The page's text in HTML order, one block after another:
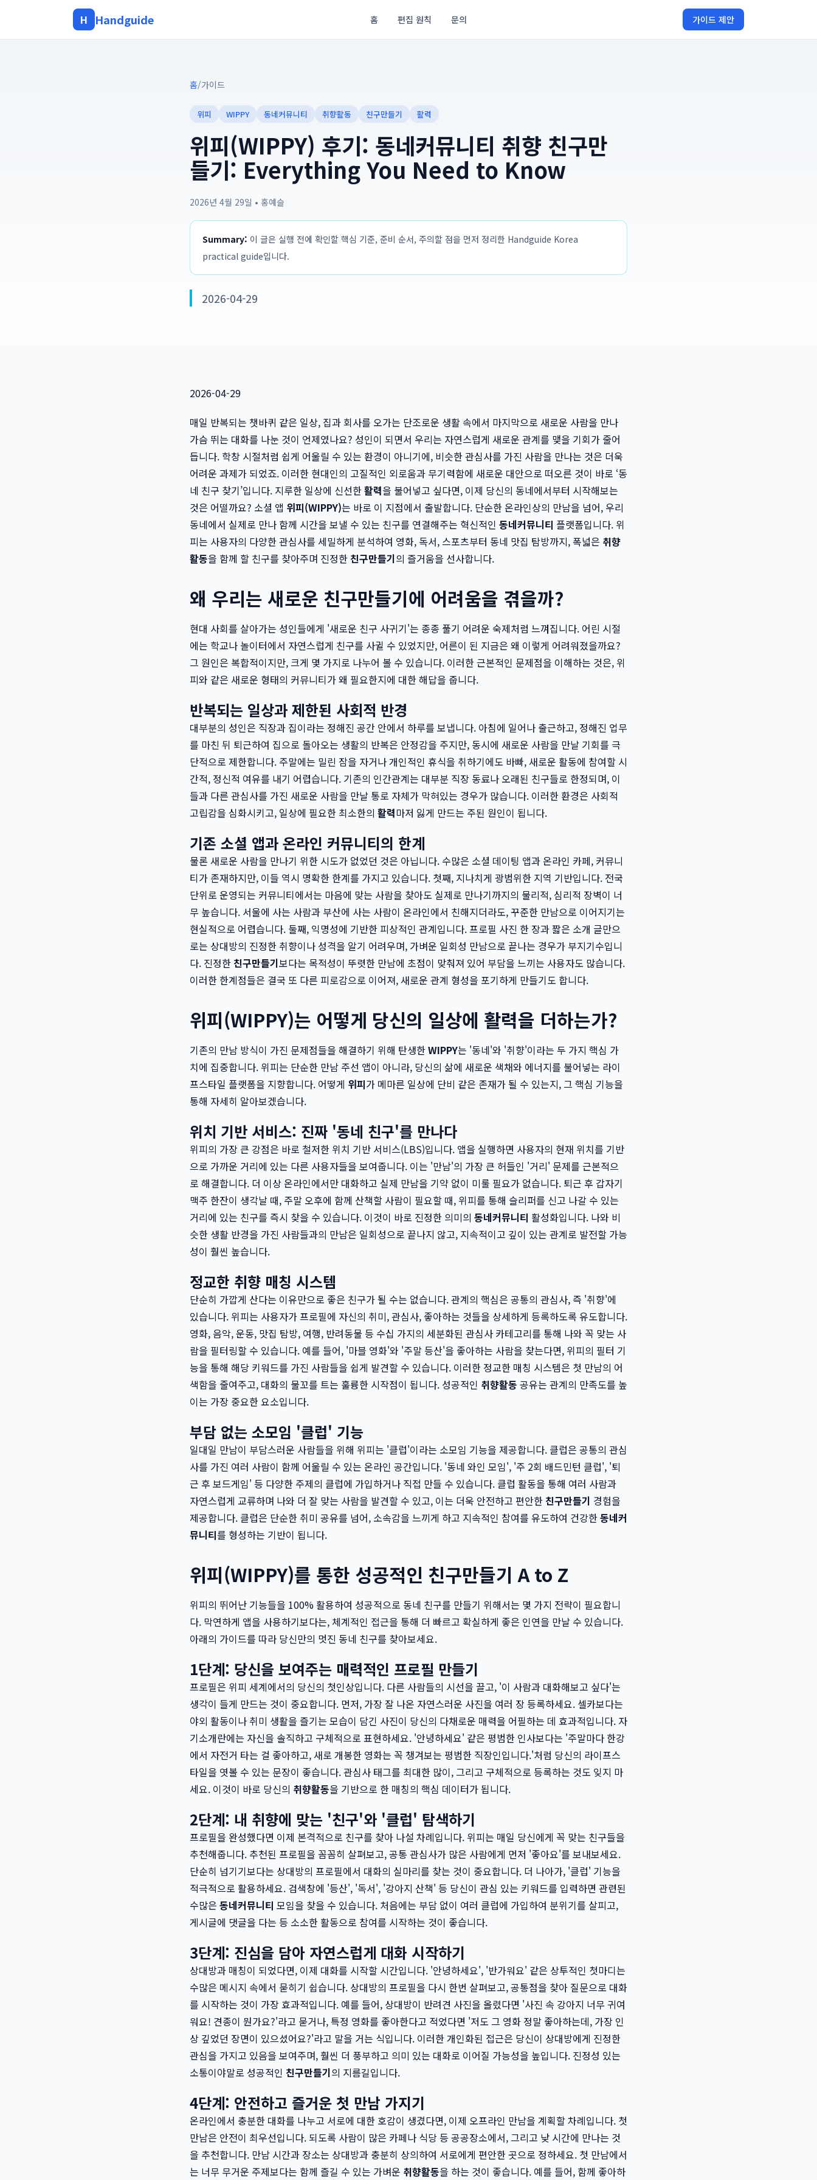
H Handguide 홈 편집 원칙 문의 가이드 제안
홈/가이드
위피 WIPPY 동네커뮤니티 취향활동 친구만들기 활력
위피(WIPPY) 후기: 동네커뮤니티 취향 친구만
들기: Everything You Need to Know
2026년 4월 29일 • 홍예슬
Summary: 이 글은 실행 전에 확인할 핵심 기준, 준비 순서, 주의할 점을 먼저 정리한 Handguide Korea
practical guide입니다.
2026-04-29
2026-04-29
매일 반복되는 챗바퀴 같은 일상, 집과 회사를 오가는 단조로운 생활 속에서 마지막으로 새로운 사람을 만나
가슴 뛰는 대화를 나눈 것이 언제였나요? 성인이 되면서 우리는 자연스럽게 새로운 관계를 맺을 기회가 줄어
듭니다. 학창 시절처럼 쉽게 어울릴 수 있는 환경이 아니기에, 비슷한 관심사를 가진 사람을 만나는 것은 더욱
어려운 과제가 되었죠. 이러한 현대인의 고질적인 외로움과 무기력함에 새로운 대안으로 떠오른 것이 바로 ‘동
네 친구 찾기’입니다. 지루한 일상에 신선한활력을 불어넣고 싶다면, 이제 당신의 동네에서부터 시작해보는
것은 어떨까요? 소셜 앱 위피(WIPPY)는 바로 이 지점에서 출발합니다. 단순한 온라인상의 만남을 넘어, 우리
동네에서 실제로 만나 함께 시간을 보낼 수 있는 친구를 연결해주는 혁신적인 동네커뮤니티 플랫폼입니다. 위
피는 사용자의 다양한 관심사를 세밀하게 분석하여 영화, 독서, 스포츠부터 동네 맛집 탐방까지, 폭넓은 취향
활동을 함께 할 친구를 찾아주며 진정한 친구만들기의 즐거움을 선사합니다.
왜 우리는 새로운 친구만들기에 어려움을 겪을까?
현대 사회를 살아가는 성인들에게 '새로운 친구 사귀기'는 종종 풀기 어려운 숙제처럼 느껴집니다. 어린 시절
에는 학교나 놀이터에서 자연스럽게 친구를 사귈 수 있었지만, 어른이 된 지금은 왜 이렇게 어려워졌을까요?
그 원인은 복합적이지만, 크게 몇 가지로 나누어 볼 수 있습니다. 이러한 근본적인 문제점을 이해하는 것은, 위
피와 같은 새로운 형태의 커뮤니티가 왜 필요한지에 대한 해답을 줍니다.
반복되는 일상과 제한된 사회적 반경
대부분의 성인은 직장과 집이라는 정해진 공간 안에서 하루를 보냅니다. 아침에 일어나 출근하고, 정해진 업무
를 마친 뒤 퇴근하여 집으로 돌아오는 생활의 반복은 안정감을 주지만, 동시에 새로운 사람을 만날 기회를 극
단적으로 제한합니다. 주말에는 밀린 잠을 자거나 개인적인 휴식을 취하기에도 바빠, 새로운 활동에 참여할 시
간적, 정신적 여유를 내기 어렵습니다. 기존의 인간관계는 대부분 직장 동료나 오래된 친구들로 한정되며, 이
들과 다른 관심사를 가진 새로운 사람을 만날 통로 자체가 막혀있는 경우가 많습니다. 이러한 환경은 사회적
고립감을 심화시키고, 일상에 필요한 최소한의 활력마저 잃게 만드는 주된 원인이 됩니다.
기존 소셜 앱과 온라인 커뮤니티의 한계
물론 새로운 사람을 만나기 위한 시도가 없었던 것은 아닙니다. 수많은 소셜 데이팅 앱과 온라인 카페, 커뮤니
티가 존재하지만, 이들 역시 명확한 한계를 가지고 있습니다. 첫째, 지나치게 광범위한 지역 기반입니다. 전국
단위로 운영되는 커뮤니티에서는 마음에 맞는 사람을 찾아도 실제로 만나기까지의 물리적, 심리적 장벽이 너
무 높습니다. 서울에 사는 사람과 부산에 사는 사람이 온라인에서 친해지더라도, 꾸준한 만남으로 이어지기는
현실적으로 어렵습니다. 둘째, 익명성에 기반한 피상적인 관계입니다. 프로필 사진 한 장과 짧은 소개 글만으
로는 상대방의 진정한 취향이나 성격을 알기 어려우며, 가벼운 일회성 만남으로 끝나는 경우가 부지기수입니
다. 진정한 친구만들기보다는 목적성이 뚜렷한 만남에 초점이 맞춰져 있어 부담을 느끼는 사용자도 많습니다.
이러한 한계점들은 결국 또 다른 피로감으로 이어져, 새로운 관계 형성을 포기하게 만들기도 합니다.
위피(WIPPY)는 어떻게 당신의 일상에 활력을 더하는가?
기존의 만남 방식이 가진 문제점들을 해결하기 위해 탄생한WIPPY는 '동네'와 '취향'이라는 두 가지 핵심 가
치에 집중합니다. 위피는 단순한 만남 주선 앱이 아니라, 당신의 삶에 새로운 색채와 에너지를 불어넣는 라이
프스타일 플랫폼을 지향합니다. 어떻게 위피가 메마른 일상에 단비 같은 존재가 될 수 있는지, 그 핵심 기능을
통해 자세히 알아보겠습니다.
위치 기반 서비스: 진짜 '동네 친구'를 만나다
위피의 가장 큰 강점은 바로 철저한 위치 기반 서비스(LBS)입니다. 앱을 실행하면 사용자의 현재 위치를 기반
으로 가까운 거리에 있는 다른 사용자들을 보여줍니다. 이는 '만남'의 가장 큰 허들인 '거리' 문제를 근본적으
로 해결합니다. 더 이상 온라인에서만 대화하고 실제 만남을 기약 없이 미룰 필요가 없습니다. 퇴근 후 갑자기
맥주 한잔이 생각날 때, 주말 오후에 함께 산책할 사람이 필요할 때, 위피를 통해 슬리퍼를 신고 나갈 수 있는
거리에 있는 친구를 즉시 찾을 수 있습니다. 이것이 바로 진정한 의미의 동네커뮤니티 활성화입니다. 나와 비
슷한 생활 반경을 가진 사람들과의 만남은 일회성으로 끝나지 않고, 지속적이고 깊이 있는 관계로 발전할 가능
성이 훨씬 높습니다.
정교한 취향 매칭 시스템
단순히 가깝게 산다는 이유만으로 좋은 친구가 될 수는 없습니다. 관계의 핵심은 공통의 관심사, 즉 '취향'에
있습니다. 위피는 사용자가 프로필에 자신의 취미, 관심사, 좋아하는 것들을 상세하게 등록하도록 유도합니다.
영화, 음악, 운동, 맛집 탐방, 여행, 반려동물 등 수십 가지의 세분화된 관심사 카테고리를 통해 나와 꼭 맞는 사
람을 필터링할 수 있습니다. 예를 들어, '마블 영화'와 '주말 등산'을 좋아하는 사람을 찾는다면, 위피의 필터 기
능을 통해 해당 키워드를 가진 사람들을 쉽게 발견할 수 있습니다. 이러한 정교한 매칭 시스템은 첫 만남의 어
색함을 줄여주고, 대화의 물꼬를 트는 훌륭한 시작점이 됩니다. 성공적인 취향활동 공유는 관계의 만족도를 높
이는 가장 중요한 요소입니다.
부담 없는 소모임 '클럽' 기능
일대일 만남이 부담스러운 사람들을 위해 위피는 '클럽'이라는 소모임 기능을 제공합니다. 클럽은 공통의 관심
사를 가진 여러 사람이 함께 어울릴 수 있는 온라인 공간입니다. '동네 와인 모임', '주 2회 배드민턴 클럽', '퇴
근 후 보드게임' 등 다양한 주제의 클럽에 가입하거나 직접 만들 수 있습니다. 클럽 활동을 통해 여러 사람과
자연스럽게 교류하며 나와 더 잘 맞는 사람을 발견할 수 있고, 이는 더욱 안전하고 편안한 친구만들기 경험을
제공합니다. 클럽은 단순한 취미 공유를 넘어, 소속감을 느끼게 하고 지속적인 참여를 유도하여 건강한동네커
뮤니티를 형성하는 기반이 됩니다.
위피(WIPPY)를 통한 성공적인 친구만들기 A to Z
위피의 뛰어난 기능들을 100% 활용하여 성공적으로 동네 친구를 만들기 위해서는 몇 가지 전략이 필요합니
다. 막연하게 앱을 사용하기보다는, 체계적인 접근을 통해 더 빠르고 확실하게 좋은 인연을 만날 수 있습니다.
아래의 가이드를 따라 당신만의 멋진 동네 친구를 찾아보세요.
1단계: 당신을 보여주는 매력적인 프로필 만들기
프로필은 위피 세계에서의 당신의 첫인상입니다. 다른 사람들의 시선을 끌고, '이 사람과 대화해보고 싶다'는
생각이 들게 만드는 것이 중요합니다. 먼저, 가장 잘 나온 자연스러운 사진을 여러 장 등록하세요. 셀카보다는
야외 활동이나 취미 생활을 즐기는 모습이 담긴 사진이 당신의 다채로운 매력을 어필하는 데 효과적입니다. 자
기소개란에는 자신을 솔직하고 구체적으로 표현하세요. '안녕하세요' 같은 평범한 인사보다는 '주말마다 한강
에서 자전거 타는 걸 좋아하고, 새로 개봉한 영화는 꼭 챙겨보는 평범한 직장인입니다.'처럼 당신의 라이프스
타일을 엿볼 수 있는 문장이 좋습니다. 관심사 태그를 최대한 많이, 그리고 구체적으로 등록하는 것도 잊지 마
세요. 이것이 바로 당신의 취향활동을 기반으로 한 매칭의 핵심 데이터가 됩니다.
2단계: 내 취향에 맞는 '친구'와 '클럽' 탐색하기
프로필을 완성했다면 이제 본격적으로 친구를 찾아 나설 차례입니다. 위피는 매일 당신에게 꼭 맞는 친구들을
추천해줍니다. 추천된 프로필을 꼼꼼히 살펴보고, 공통 관심사가 많은 사람에게 먼저 '좋아요'를 보내보세요.
단순히 넘기기보다는 상대방의 프로필에서 대화의 실마리를 찾는 것이 중요합니다. 더 나아가, '클럽' 기능을
적극적으로 활용하세요. 검색창에 '등산', '독서', '강아지 산책' 등 당신이 관심 있는 키워드를 입력하면 관련된
수많은 동네커뮤니티 모임을 찾을 수 있습니다. 처음에는 부담 없이 여러 클럽에 가입하여 분위기를 살피고,
게시글에 댓글을 다는 등 소소한 활동으로 참여를 시작하는 것이 좋습니다.
3단계: 진심을 담아 자연스럽게 대화 시작하기
상대방과 매칭이 되었다면, 이제 대화를 시작할 시간입니다. '안녕하세요', '반가워요' 같은 상투적인 첫마디는
수많은 메시지 속에서 묻히기 쉽습니다. 상대방의 프로필을 다시 한번 살펴보고, 공통점을 찾아 질문으로 대화
를 시작하는 것이 가장 효과적입니다. 예를 들어, 상대방이 반려견 사진을 올렸다면 '사진 속 강아지 너무 귀여
워요! 견종이 뭔가요?'라고 묻거나, 특정 영화를 좋아한다고 적었다면 '저도 그 영화 정말 좋아하는데, 가장 인
상 깊었던 장면이 있으셨어요?'라고 말을 거는 식입니다. 이러한 개인화된 접근은 당신이 상대방에게 진정한
관심을 가지고 있음을 보여주며, 훨씬 더 풍부하고 의미 있는 대화로 이어질 가능성을 높입니다. 진정성 있는
소통이야말로 성공적인 친구만들기의 지름길입니다.
4단계: 안전하고 즐거운 첫 만남 가지기
온라인에서 충분한 대화를 나누고 서로에 대한 호감이 생겼다면, 이제 오프라인 만남을 계획할 차례입니다. 첫
만남은 안전이 최우선입니다. 되도록 사람이 많은 카페나 식당 등 공공장소에서, 그리고 낮 시간에 만나는 것
을 추천합니다. 만남 시간과 장소는 상대방과 충분히 상의하여 서로에게 편안한 곳으로 정하세요. 첫 만남에서
는 너무 무거운 주제보다는 함께 즐길 수 있는 가벼운 취향활동을 하는 것이 좋습니다. 예를 들어, 함께 좋아하